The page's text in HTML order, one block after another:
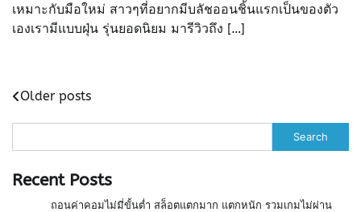
เหมาะกับมือใหม่ สาวๆที่อยากมีบลัชออนชิ้นแรกเป็นของตัว
เองเรามีแบบฝุ่น รุ่นยอดนิยม มารีวิวถึง […]
Posts
navigation
Older posts
Search
Recent Posts
ถอนค่าคอมไม่มี่ขั้นต่ำ สล็อตแตกมาก แตกหนัก รวมเกมไม่ผ่าน